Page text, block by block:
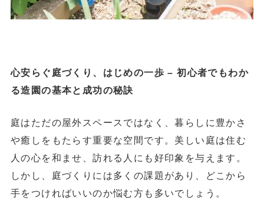
心安らぐ庭づくり、はじめの一歩 – 初心者でもわか
る造園の基本と成功の秘訣
庭はただの屋外スペースではなく、暮らしに豊かさ
や癒しをもたらす重要な空間です。美しい庭は住む
人の心を和ませ、訪れる人にも好印象を与えます。
しかし、庭づくりには多くの課題があり、どこから
手をつければいいのか悩む方も多いでしょう。